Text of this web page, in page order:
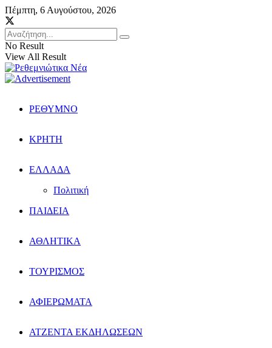
Πέμπτη, 6 Αυγούστου, 2026
No Result
View All Result
ΡΕΘΥΜΝΟ
ΚΡΗΤΗ
ΕΛΛΑΔΑ
Πολιτική
ΠΑΙΔΕΙΑ
ΑΘΛΗΤΙΚΑ
ΤΟΥΡΙΣΜΟΣ
ΑΦΙΕΡΩΜΑΤΑ
ΑΤΖΕΝΤΑ ΕΚΔΗΛΩΣΕΩΝ